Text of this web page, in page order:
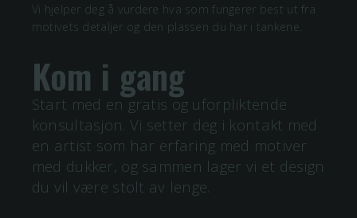
Vi hjelper deg å vurdere hva som fungerer best ut fra
motivets detaljer og den plassen du har i tankene.
Kom i gang
Start med en gratis og uforpliktende
konsultasjon. Vi setter deg i kontakt med
en artist som har erfaring med motiver
med dukker , og sammen lager vi et design
du vil være stolt av lenge.